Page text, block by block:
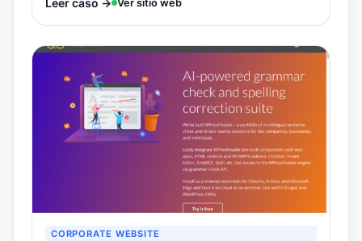
Ver sitio web
CORPORATE WEBSITE